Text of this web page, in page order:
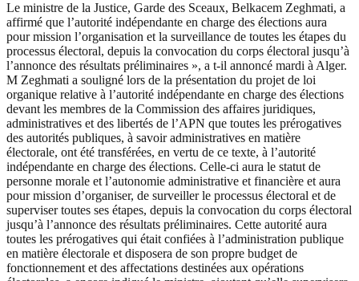
Le ministre de la Justice, Garde des Sceaux, Belkacem Zeghmati, a
affirmé que l’autorité indépendante en charge des élections aura
pour mission l’organisation et la surveillance de toutes les étapes du
processus électoral, depuis la convocation du corps électoral jusqu’à
l’annonce des résultats préliminaires », a t-il annoncé mardi à Alger.
M Zeghmati a souligné lors de la présentation du projet de loi
organique relative à l’autorité indépendante en charge des élections
devant les membres de la Commission des affaires juridiques,
administratives et des libertés de l’APN que toutes les prérogatives
des autorités publiques, à savoir administratives en matière
électorale, ont été transférées, en vertu de ce texte, à l’autorité
indépendante en charge des élections. Celle-ci aura le statut de
personne morale et l’autonomie administrative et financière et aura
pour mission d’organiser, de surveiller le processus électoral et de
superviser toutes ses étapes, depuis la convocation du corps électoral
jusqu’à l’annonce des résultats préliminaires. Cette autorité aura
toutes les prérogatives qui était confiées à l’administration publique
en matière électorale et disposera de son propre budget de
fonctionnement et des affectations destinées aux opérations